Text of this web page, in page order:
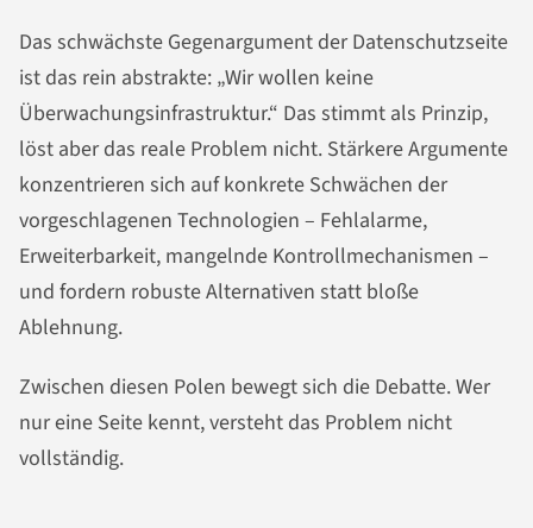
Das schwächste Gegenargument der Datenschutzseite
ist das rein abstrakte: „Wir wollen keine
Überwachungsinfrastruktur.“ Das stimmt als Prinzip,
löst aber das reale Problem nicht. Stärkere Argumente
konzentrieren sich auf konkrete Schwächen der
vorgeschlagenen Technologien – Fehlalarme,
Erweiterbarkeit, mangelnde Kontrollmechanismen –
und fordern robuste Alternativen statt bloße
Ablehnung.
Zwischen diesen Polen bewegt sich die Debatte. Wer
nur eine Seite kennt, versteht das Problem nicht
vollständig.